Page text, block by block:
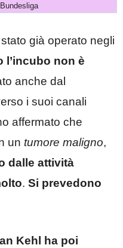
già operato negli
l’incubo non è
anche dal
i suoi canali
affermato che
un tumore maligno,
dalle attività
. Si prevedono
Kehl
ha poi